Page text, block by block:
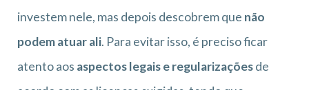
investem nele, mas depois descobrem que não
podem atuar ali. Para evitar isso, é preciso ficar
atento aos aspectos legais e regularizaçõesde